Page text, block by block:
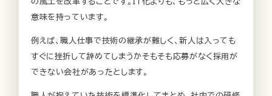
の風土を改革することです。IT化よりも、もっと広く大きな
意味を持っています。
例えば、職人仕事で技術の継承が難しく、新人は入っても
すぐに挫折して辞めてしまうかそもそも応募がなく採用が
できない会社があったとします。